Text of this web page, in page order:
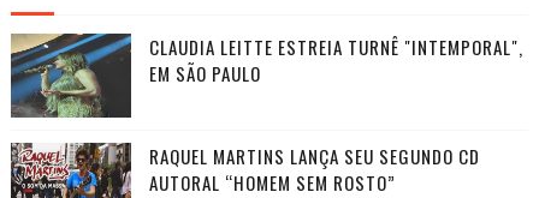
CLAUDIA LEITTE ESTREIA TURNÊ "INTEMPORAL",
EM SÃO PAULO
RAQUEL MARTINS LANÇA SEU SEGUNDO CD
AUTORAL “HOMEM SEM ROSTO”